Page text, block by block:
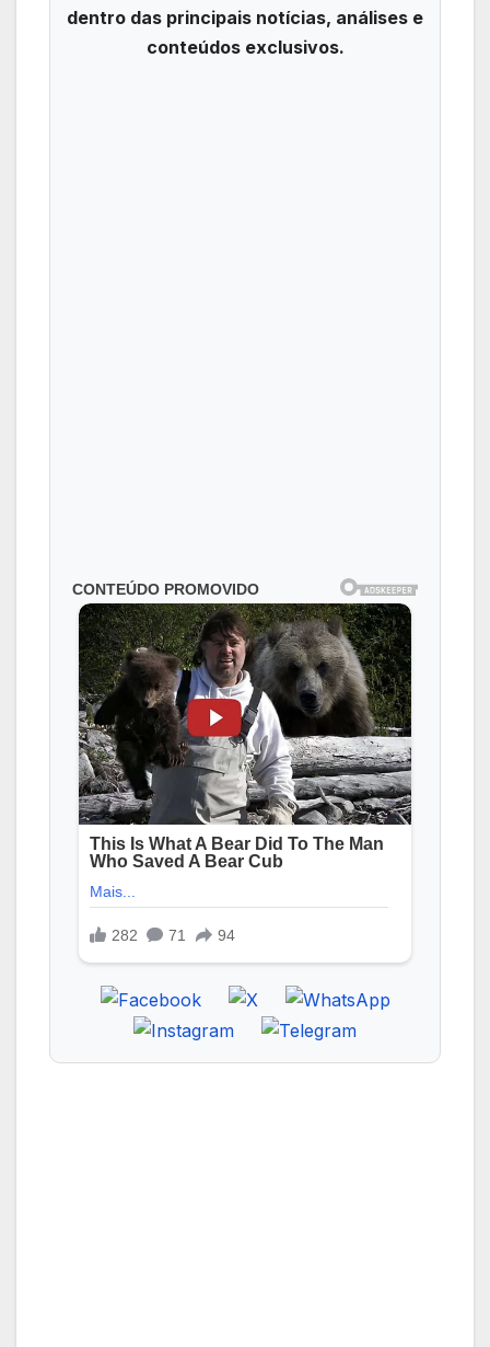
dentro das principais notícias, análises e
conteúdos exclusivos.